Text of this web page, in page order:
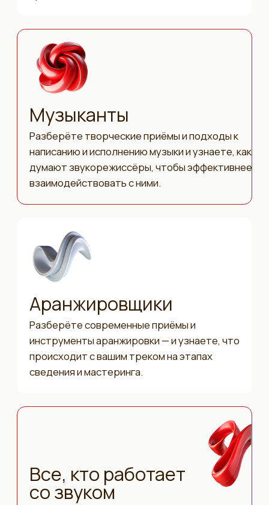
Презентации спикеров конференции
Доступ в чат выпускников
Записи двух дней выступлений
Купить
2 500₽ 5 000₽
- 50% до анонсирования
спикеров
потенциал конференции на максимум!
Выбирайте пакет под свои цели — от базового
присутствия бренда на всех носителях до
полноценной интеграции в программу
конференции. Получите максимум охвата,
внимания и прямых контактов с целевой
аудиторией.
Стать партнером
{Навигация}
Лицензия
Спикеры